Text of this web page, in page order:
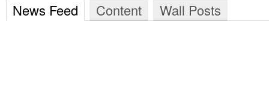
News Feed Content Wall Posts